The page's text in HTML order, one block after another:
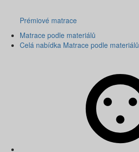
Prémiové matrace
Matrace podle materiálů
Celá nabídka Matrace podle materiálů